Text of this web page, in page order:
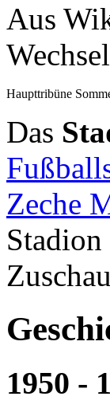
Aus
Haupttribüne
Das
Zeche
1950 -